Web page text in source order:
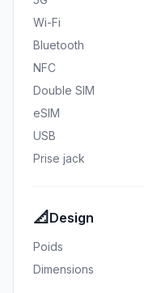
Wi-Fi
Bluetooth
NFC
Double SIM
eSIM
USB
Prise jack
📐 Design
Poids
Dimensions